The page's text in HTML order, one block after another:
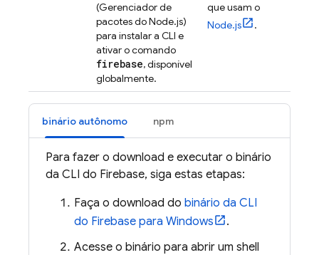
(Gerenciador de
pacotes do Node.js)
para instalar a CLI e
ativar o comando
firebase, disponível
globalmente.
que usam o
Node.js
.
binário autônomo npm
Para fazer o download e executar o binário
da CLI do Firebase, siga estas etapas:
Faça o download do binário da CLI
do Firebase para Windows
.
Acesse o binário para abrir um shell